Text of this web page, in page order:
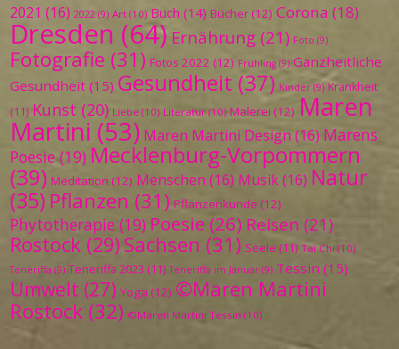
2021 (16) 2022 (9) Art (10) Buch (14) Bücher (12) Corona (18)
Dresden (64) Ernährung (21) Foto (9)
Fotografie (31) Fotos 2022 (12) Frühling (9) Ganzheitliche
Gesundheit (15) Gesundheit (37) Kinder (9) Krankheit
(11) Kunst (20) Liebe (10) Literatur (10) Malerei (12) Maren
Martini (53) Maren Martini Design (16) Marens
Poesie(19) Mecklenburg-Vorpommern
(39) Meditation (12) Menschen (16) Musik(16) Natur
(35) Pflanzen (31) Pflanzenkunde (12)
Phytotherapie (19) Poesie (26) Reisen (21)
Rostock (29) Sachsen (31) Seele (11) Tai Chi (10)
Teneriffa (9) Teneriffa 2023 (11) Teneriffa im Januar (9) Tessin (15)
Umwelt (27) Yoga (12) ©Maren Martini
Rostock (32) ©Maren Martini Tessin (10)